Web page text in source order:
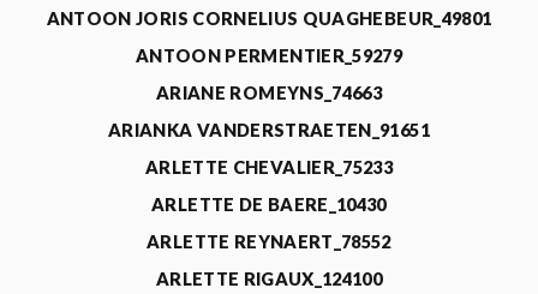
ANTOON JORIS CORNELIUS QUAGHEBEUR_49801
ANTOON PERMENTIER_59279
ARIANE ROMEYNS_74663
ARIANKA VANDERSTRAETEN_91651
ARLETTE CHEVALIER_75233
ARLETTE DE BAERE_10430
ARLETTE REYNAERT_78552
ARLETTE RIGAUX_124100